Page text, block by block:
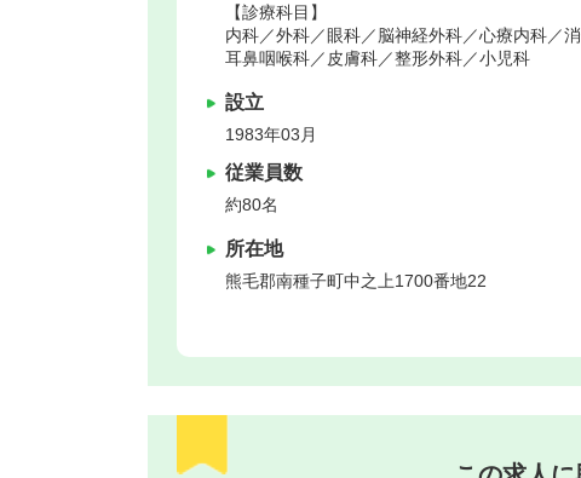
【診療科目】
内科／外科／眼科／脳神経外科／心療内科／
耳鼻咽喉科／皮膚科／整形外科／小児科
設立
1983年03月
従業員数
約80名
所在地
熊毛郡南種子町中之上1700番地22